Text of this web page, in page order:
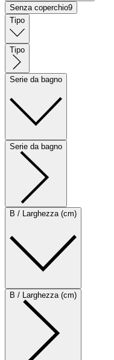
Senza coperchio9
Tipo
Tipo
Serie da bagno
Serie da bagno
B / Larghezza (cm)
B / Larghezza (cm)